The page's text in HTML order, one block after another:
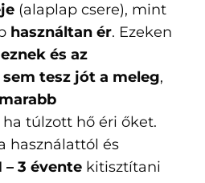
(alaplap csere), mint
használtan ér. Ezeken
és az
sem tesz jót a meleg,
ha túlzott hő éri őket.
használattól és
– 3 évente kitisztítani